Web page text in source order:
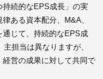
続的なEPS成長」の実
ある資本配分、M&A、
通じて、持続的なEPS成
担当は異なりますが、
営の成果に対して共同で